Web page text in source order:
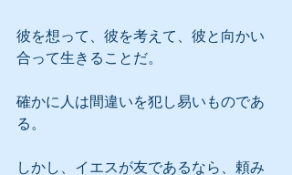
彼を想って、彼を考えて、彼と向かい
合って生きることだ。
確かに人は間違いを犯し易いものであ
る。
しかし、イエスが友であるなら、頼み